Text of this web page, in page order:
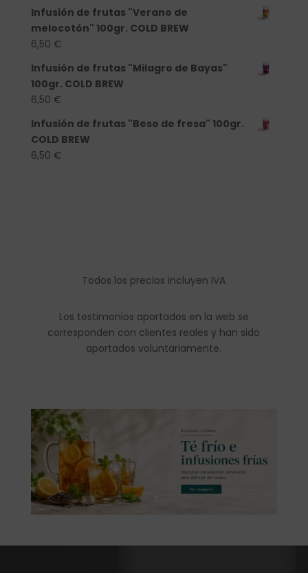
Infusión de frutas "Verano de
melocotón" 100gr. COLD BREW
6,50 €
Infusión de frutas "Milagro de Bayas"
100gr. COLD BREW
6,50 €
Infusión de frutas "Beso de fresa" 100gr.
COLD BREW
6,50 €
Todos los precios incluyen IVA
Los testimonios aportados en la web se
corresponden con clientes reales y han sido
aportados voluntariamente.